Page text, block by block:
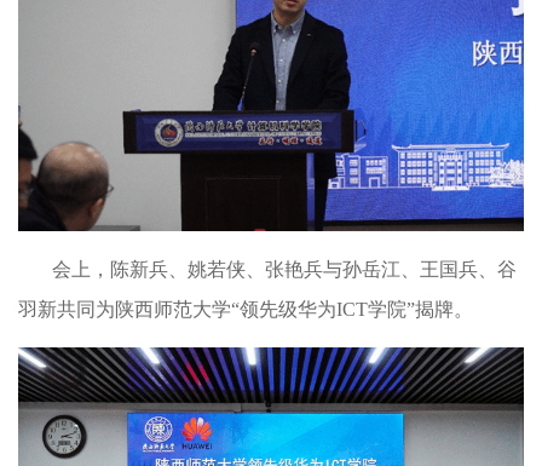
会上，陈新兵、姚若侠、张艳兵与孙岳江、王国兵、谷
羽新共同为陕西师范大学“领先级华为ICT学院”揭牌。